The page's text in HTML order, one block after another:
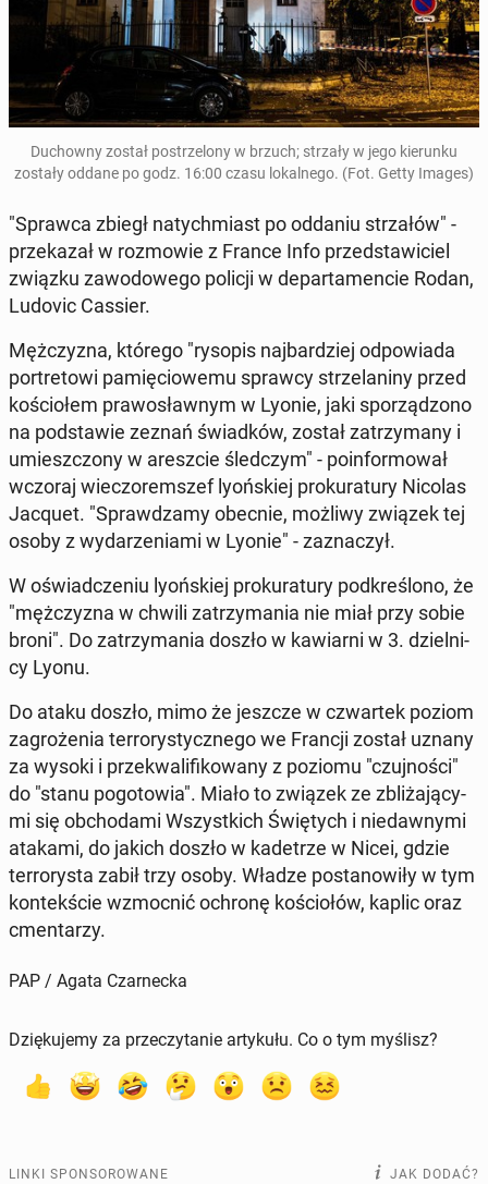
Du­chow­ny został po­strze­lo­ny w brzuch; strzały w jego kie­run­ku
zostały oddane po godz. 16:00 czasu lo­kal­ne­go. (Fot. Getty Images)
"Sprawca zbiegł na­tych­miast po oddaniu strza­łów" -
prze­ka­zał w roz­mo­wie z France Info przed­sta­wi­ciel
związku za­wo­do­we­go policji w de­par­ta­men­cie Rodan,
Ludovic Cassier.
Męż­czy­zna, którego "rysopis naj­bar­dziej od­po­wia­da
por­tre­to­wi pa­mię­cio­we­mu sprawcy strze­la­ni­ny przed
ko­ścio­łem pra­wo­sław­nym w Lyonie, jaki spo­rzą­dzo­no
na pod­sta­wie zeznań świad­ków, został za­trzy­ma­ny i
umiesz­czo­ny w aresz­cie śled­czym" - po­in­for­mo­wał
wczoraj wie­czo­rem­szef lyoń­skiej pro­ku­ra­tu­ry Nicolas
Jacquet. "Spraw­dza­my obecnie, możliwy związek tej
osoby z wy­da­rze­nia­mi w Lyonie" - za­zna­czył.
W oświad­cze­niu lyoń­skiej pro­ku­ra­tu­ry pod­kre­ślo­no, że
"męż­czy­zna w chwili za­trzy­ma­nia nie miał przy sobie
broni". Do za­trzy­ma­nia doszło w ka­wiar­ni w 3. dziel­ni­
cy Lyonu.
Do ataku doszło, mimo że jeszcze w czwar­tek poziom
za­gro­że­nia ter­ro­ry­stycz­ne­go we Francji został uznany
za wysoki i prze­kwa­li­fi­ko­wa­ny z poziomu "czuj­no­ści"
do "stanu po­go­to­wia". Miało to związek ze zbli­ża­ją­cy­
mi się ob­cho­da­mi Wszyst­kich Świę­tych i nie­daw­ny­mi
atakami, do jakich doszło w ka­de­trze w Nicei, gdzie
ter­ro­ry­sta zabił trzy osoby. Władze po­sta­no­wi­ły w tym
kon­tek­ście wzmoc­nić ochronę ko­ścio­łów, kaplic oraz
cmen­ta­rzy.
PAP / Agata Czarnecka
Dziękujemy za przeczytanie artykułu. Co o tym myślisz?
LINKI SPONSOROWANE JAK DODAĆ?